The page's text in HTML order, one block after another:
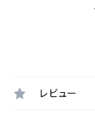
レビュー